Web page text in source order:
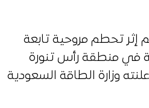
إثر تحطم مروحية تابعة
في منطقة رأس تنورة
وزارة الطاقة السعودية